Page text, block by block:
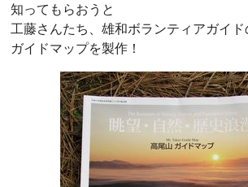
知ってもらおうと
工藤さんたち、雄和ボランティアガイ
ガイドマップを製作！